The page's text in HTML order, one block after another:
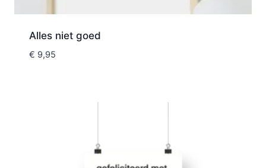
Alles niet goed
€ 9,95